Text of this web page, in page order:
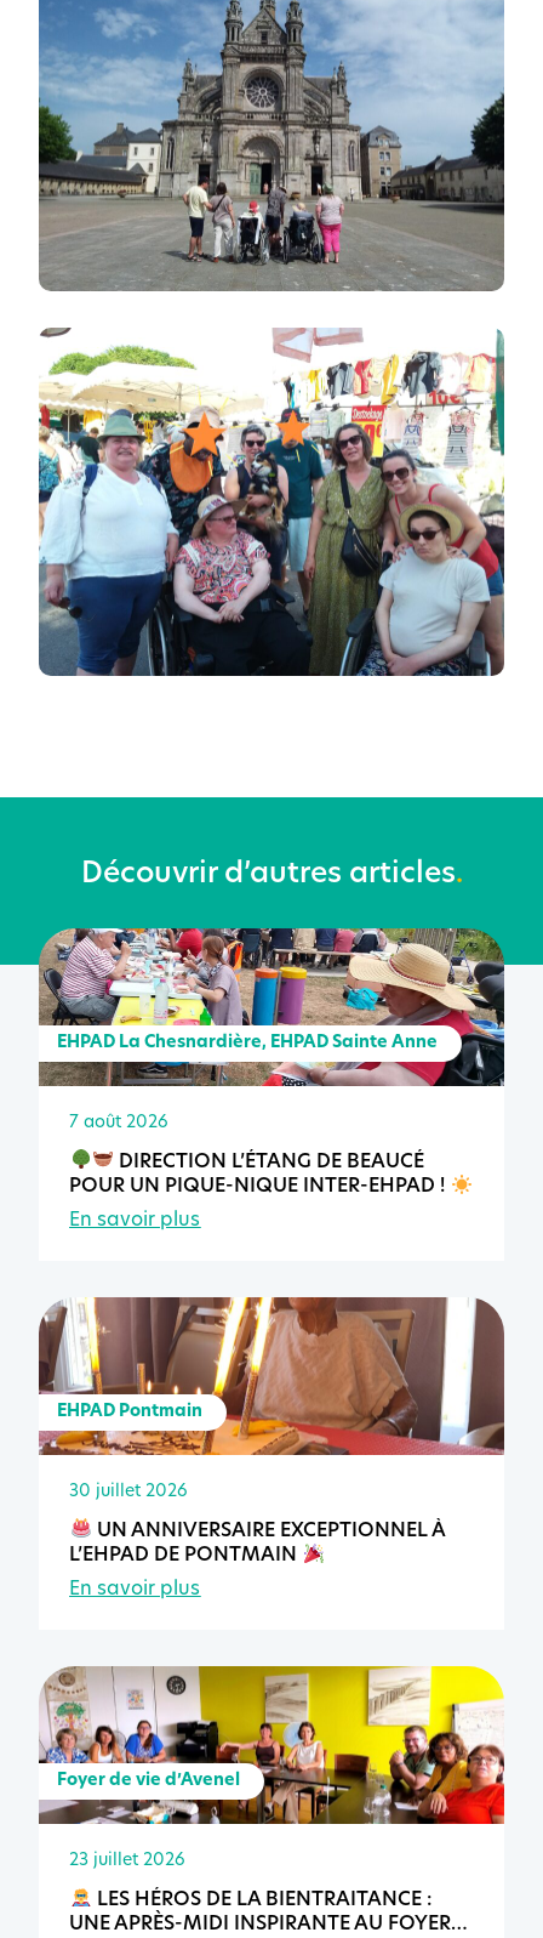
Découvrir d’autres articles.
EHPAD La Chesnardière, EHPAD Sainte Anne
7 août 2026
DIRECTION L’ÉTANG DE BEAUCÉ
POUR UN PIQUE-NIQUE INTER-EHPAD !
En savoir plus
EHPAD Pontmain
30 juillet 2026
UN ANNIVERSAIRE EXCEPTIONNEL À
L’EHPAD DE PONTMAIN
En savoir plus
Foyer de vie d’Avenel
23 juillet 2026
LES HÉROS DE LA BIENTRAITANCE :
UNE APRÈS-MIDI INSPIRANTE AU FOYER